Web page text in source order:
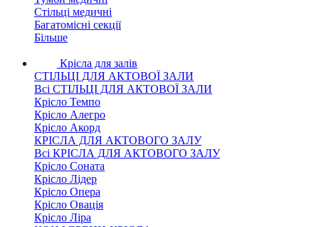
Стільці медичні
Багатомісні секції
Більше
Крісла для залів
СТІЛЬЦІ ДЛЯ АКТОВОЇ ЗАЛИ
Всі СТІЛЬЦІ ДЛЯ АКТОВОЇ ЗАЛИ
Крісло Темпо
Крісло Алегро
Крісло Акорд
КРІСЛА ДЛЯ АКТОВОГО ЗАЛУ
Всі КРІСЛА ДЛЯ АКТОВОГО ЗАЛУ
Крісло Соната
Крісло Лідер
Крісло Опера
Крісло Овація
Крісло Ліра